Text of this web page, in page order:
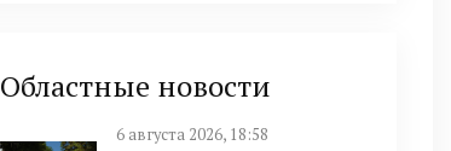
Областные новости
6 августа 2026, 18:58